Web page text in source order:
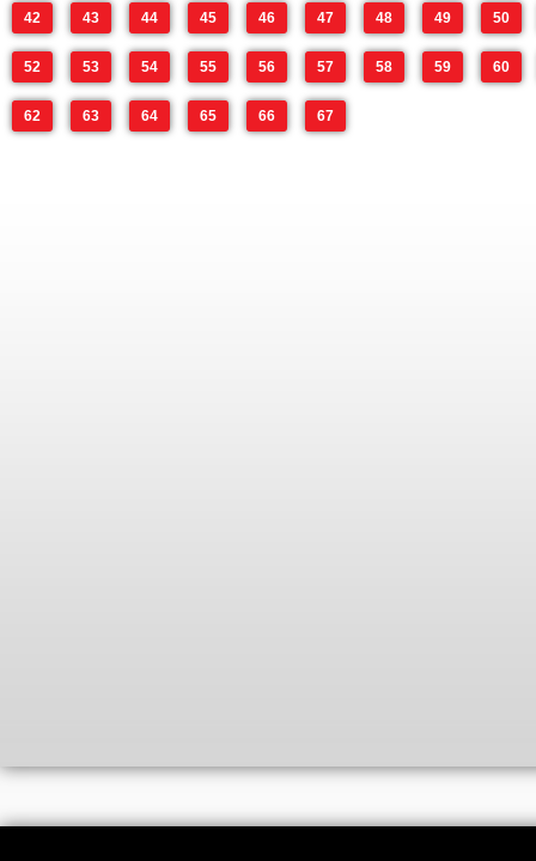
42 43 44 45 46 47 48 49 50
52 53 54 55 56 57 58 59 60
62 63 64 65 66 67